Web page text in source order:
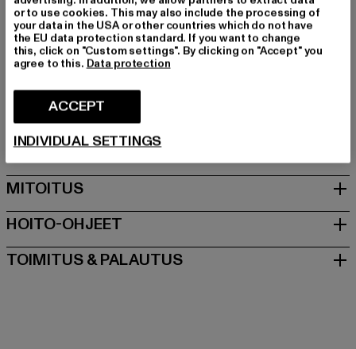
Ylempi materiaali: muu materiaali
Vuori: Tekstiili
Art.Nr: 5380320001-00155
Valmistaja: Supremo Shoes & Boots GmbH |
info@supremo-shoes.de
Blocksbergstraße 174 | 66955 Pirmasens | DE
MITOITUS
HOITO-OHJEET
TOIMITUS & PALAUTUS
or to use cookies. This may also include the processing of
your data in the USA or other countries which do not have
the EU data protection standard. If you want to change
this, click on "Custom settings". By clicking on "Accept" you
agree to this. Data protection
ACCEPT
INDIVIDUAL SETTINGS